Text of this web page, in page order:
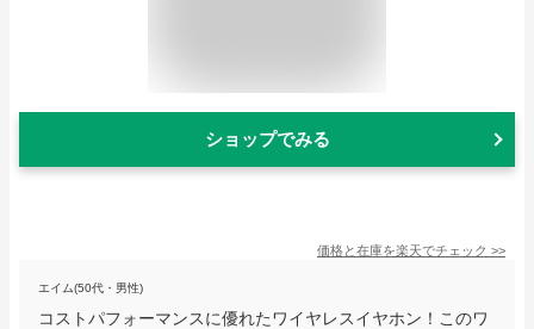
ショップでみる
価格と在庫を楽天でチェック >>
エイム(50代・男性)
コストパフォーマンスに優れたワイヤレスイヤホン！このワ